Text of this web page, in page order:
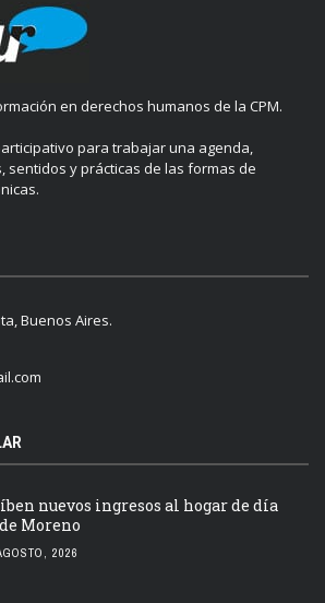
en derechos humanos de la CPM.
para trabajar una agenda,
sentidos y prácticas de las formas de
Buenos Aires.
nuevos ingresos al hogar de día
Moreno
2026